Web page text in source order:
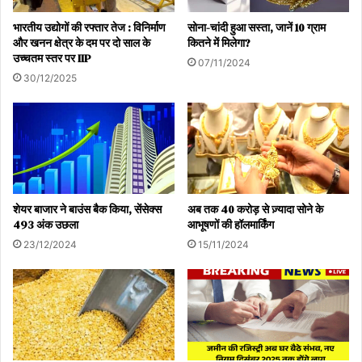
भविष्य का अनुमान: विशेषज्ञों की राय
टी.डी. सिक्योरिटीज के कमोडिटी स्ट्रेटजी हेड बार्ट मेलेक के मुताबिक, फेड द्वारा
ब्याज दरें न बढ़ाए जाने की संभावना से ट्रेडर्स को अपनी शॉर्ट पोजीशन्स कवर
हालांकि, मेलेक ने आगाह भी किया है कि शॉर्ट-टर्म में सोने के लिए 4,280 डॉलर
प्रति औंस का स्तर एक कड़ा रेजिस्टेंस (रुकावट) साबित हो सकता है। मौजूदा
वैश्विक हालातों को देखते हुए अगले साल तक सोने के 5,300 डॉलर प्रति औंस के
बड़े लक्ष्य को छूने की उम्मीद फिलहाल कम ही है।
भारतीय उद्योगों की रफ्तार तेज : विनिर्माण
और खनन क्षेत्र के दम पर दो साल के
उच्चतम स्तर पर IIP
30/12/2025
सोना-चांदी हुआ सस्ता, जानें 10 ग्राम
कितने में मिलेगा?
07/11/2024
शेयर बाजार ने बाउंस बैक किया, सेंसेक्स
493 अंक उछला
23/12/2024
अब तक 40 करोड़ से ज़्यादा सोने के
आभूषणों की हॉलमार्किंग
15/11/2024